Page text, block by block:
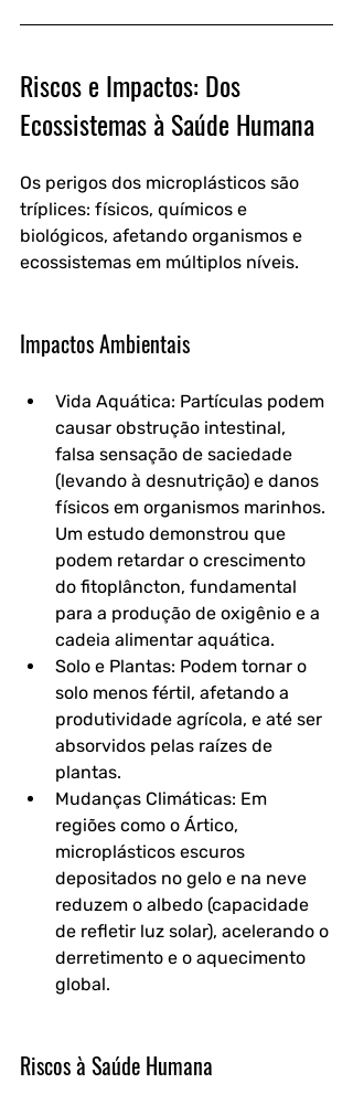
Riscos e Impactos: Dos
Ecossistemas à Saúde Humana
Os perigos dos microplásticos são
tríplices: físicos, químicos e
biológicos, afetando organismos e
ecossistemas em múltiplos níveis.
Impactos Ambientais
Vida Aquática: Partículas podem
causar obstrução intestinal,
falsa sensação de saciedade
(levando à desnutrição) e danos
físicos em organismos marinhos.
Um estudo demonstrou que
podem retardar o crescimento
do fitoplâncton, fundamental
para a produção de oxigênio e a
cadeia alimentar aquática.
Solo e Plantas: Podem tornar o
solo menos fértil, afetando a
produtividade agrícola, e até ser
absorvidos pelas raízes de
plantas.
Mudanças Climáticas: Em
regiões como o Ártico,
microplásticos escuros
depositados no gelo e na neve
reduzem o albedo (capacidade
de refletir luz solar), acelerando o
derretimento e o aquecimento
global.
Riscos à Saúde Humana